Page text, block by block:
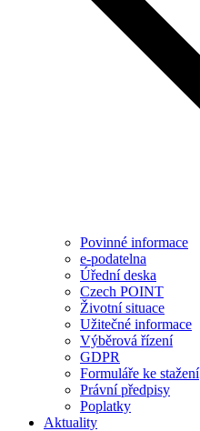
Povinné informace
e-podatelna
Úřední deska
Czech POINT
Životní situace
Užitečné informace
Výběrová řízení
GDPR
Formuláře ke stažení
Právní předpisy
Poplatky
Aktuality